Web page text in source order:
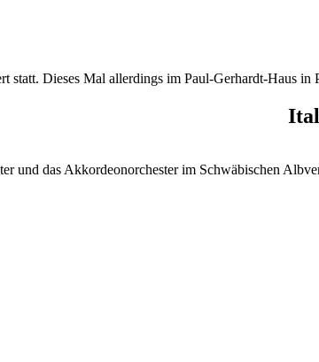
Dieses Mal allerdings im Paul-Gerhardt-Haus in
und das Akkordeonorchester im Schwäbischen